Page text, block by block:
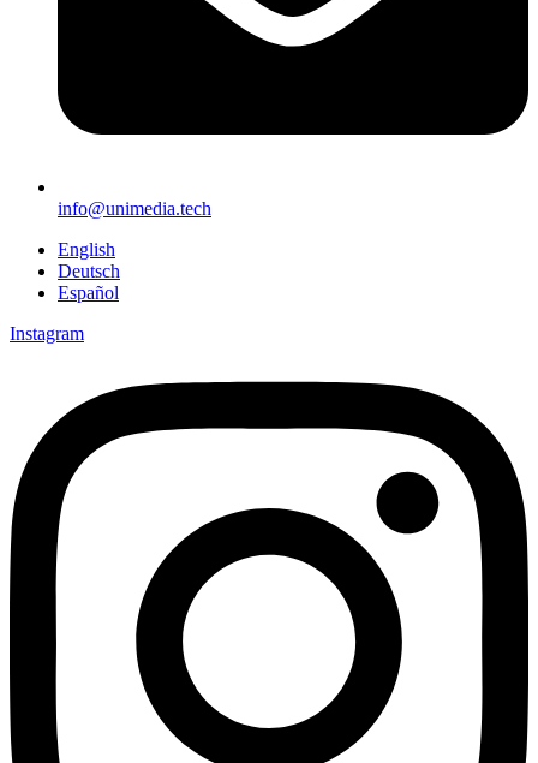
info@unimedia.tech
English
Deutsch
Español
Instagram